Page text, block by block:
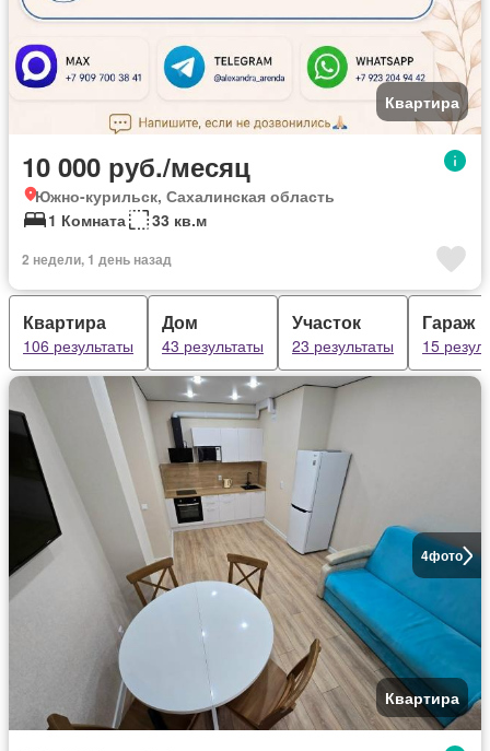
Квартира
10 000 руб./месяц
Южно-курильск, Сахалинская область
1 Комната
33 кв.м
2 недели, 1 день назад
Квартира
106 результаты
Дом
43 результаты
Участок
23 результаты
Гараж
15
4фото
Квартира